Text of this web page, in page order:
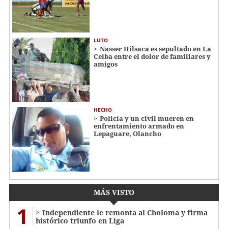
LUTO
Nasser Hilsaca es sepultado en La
Ceiba entre el dolor de familiares y
amigos
HECHO
Policía y un civil mueren en
enfrentamiento armado en
Lepaguare, Olancho
MÁS VISTO
1
Independiente le remonta al Choloma y firma
histórico triunfo en Liga